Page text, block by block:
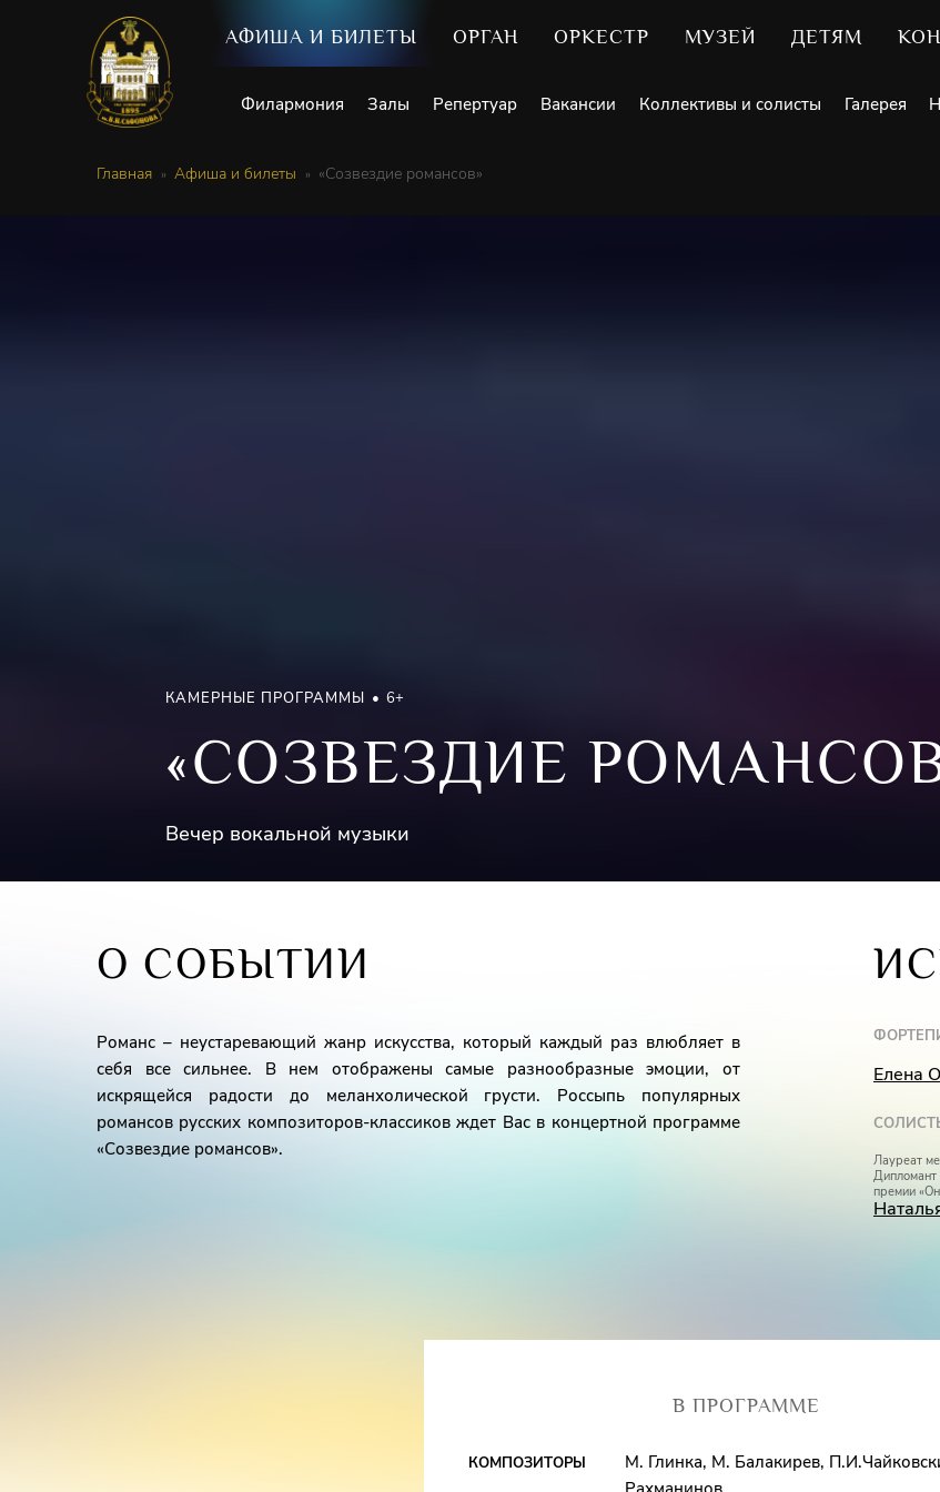
АФИША И БИЛЕТЫ ОРГАН ОРКЕСТР МУЗЕЙ ДЕТЯМ
Филармония Залы Репертуар Вакансии Коллективы и солисты Галерея
Главная Афиша и билеты «Созвездие романсов»
КАМЕРНЫЕ ПРОГРАММЫ 6+
«СОЗВЕЗДИЕ
Вечер вокальной музыки
О СОБЫТИИ
Романс – неустаревающий жанр искусства, который каждый раз влюбляет в
себя все сильнее. В нем отображены самые разнообразные эмоции, от
искрящейся радости до меланхолической грусти. Россыпь популярных
романсов русских композиторов-классиков ждет Вас в концертной программе
«Созвездие романсов».
Елена
Лауреат
Дипломант
премии
В ПРОГРАММЕ
КОМПОЗИТОРЫ
М. Глинка, М. Балакирев,